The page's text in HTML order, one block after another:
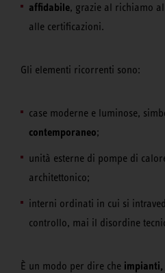
affidabile, grazie al richiamo
alle certificazioni.
Gli elementi ricorrenti sono:
case moderne e luminose,
contemporaneo;
unità esterne di pompe di
architettonico;
interni ordinati in cui si
controllo, mai il disordine
È un modo per dire che impianti,